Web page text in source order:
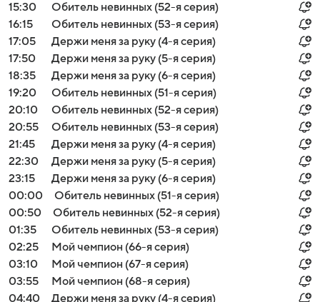
15:30
Обитель невинных (52-я серия)
16:15
Обитель невинных (53-я серия)
17:05
Держи меня за руку (4-я серия)
17:50
Держи меня за руку (5-я серия)
18:35
Держи меня за руку (6-я серия)
19:20
Обитель невинных (51-я серия)
20:10
Обитель невинных (52-я серия)
20:55
Обитель невинных (53-я серия)
21:45
Держи меня за руку (4-я серия)
22:30
Держи меня за руку (5-я серия)
23:15
Держи меня за руку (6-я серия)
00:00
Обитель невинных (51-я серия)
00:50
Обитель невинных (52-я серия)
01:35
Обитель невинных (53-я серия)
02:25
Мой чемпион (66-я серия)
03:10
Мой чемпион (67-я серия)
03:55
Мой чемпион (68-я серия)
04:40
Держи меня за руку (4-я серия)